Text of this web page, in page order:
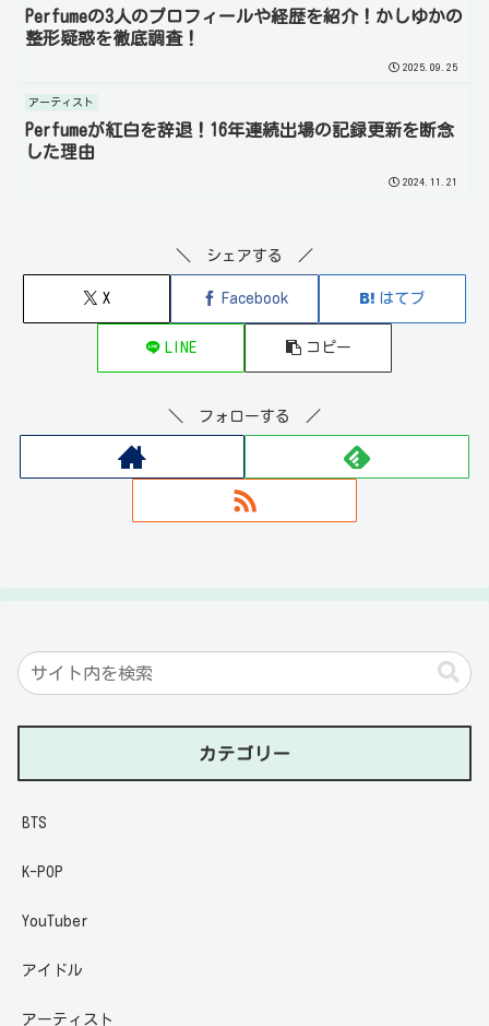
Perfumeの3人のプロフィールや経歴を紹介！かしゆかの
整形疑惑を徹底調査！
2025.09.25
アーティスト
Perfumeが紅白を辞退！16年連続出場の記録更新を断念
した理由
2024.11.21
＼ シェアする ／
X Facebook はてブ
LINE コピー
＼ フォローする ／
カテゴリー
BTS
K-POP
YouTuber
アイドル
アーティスト